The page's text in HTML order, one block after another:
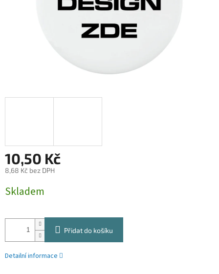
10,50 Kč
8,68 Kč bez DPH
cena:
Skladem
Přidat do košíku
Detailní informace